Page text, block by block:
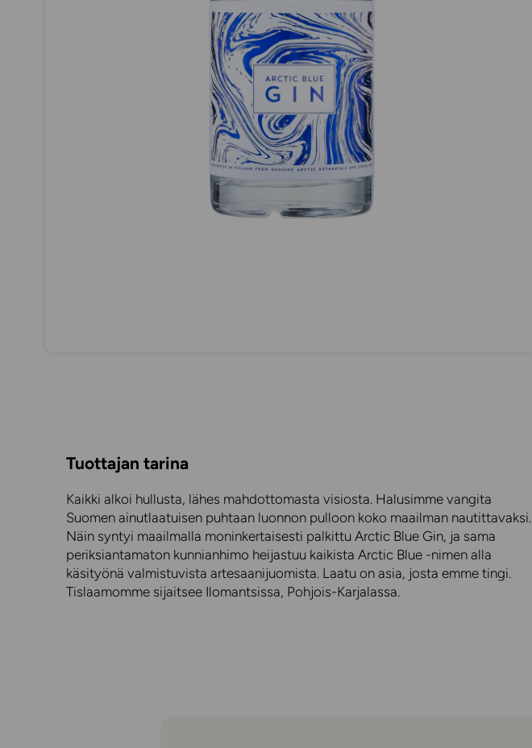
Tuottajan tarina
Kaikki alkoi hullusta, lähes mahdottomasta visiosta. Halusimme vangita
Suomen ainutlaatuisen puhtaan luonnon pulloon koko maailman nautittavaksi.
Näin syntyi maailmalla moninkertaisesti palkittu Arctic Blue Gin, ja sama
periksiantamaton kunnianhimo heijastuu kaikista Arctic Blue -nimen alla
käsityönä valmistuvista artesaanijuomista. Laatu on asia, josta emme tingi.
Tislaamomme sijaitsee Ilomantsissa, Pohjois-Karjalassa.